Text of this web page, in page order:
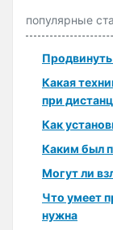
популярные
Какая
при
Как
Каким был
Могут ли
Что умеет
нужна